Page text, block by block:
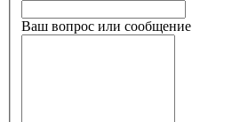
Ваш вопрос или сообщение